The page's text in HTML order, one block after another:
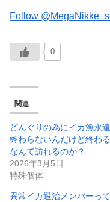
Follow
0
関連
どんぐりの為にイカ漁永
終わらないんだけど終わ
なんて訪れるのか？
2026年3月5日
特殊個体
異常イカ退治メンバーっ